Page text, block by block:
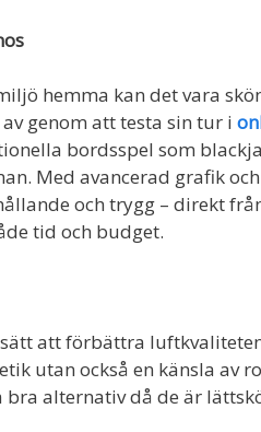
hemma kan det vara
genom att testa sin tur i
bordsspel som
Med avancerad grafik
och trygg – direkt
tid och budget.
att förbättra
utan också en känsla av
alternativ då de är